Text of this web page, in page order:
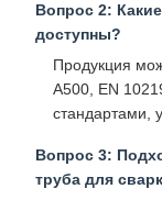
Вопрос 2:
доступны?
Продукция
A500, EN
стандартами,
Вопрос 3:
труба для